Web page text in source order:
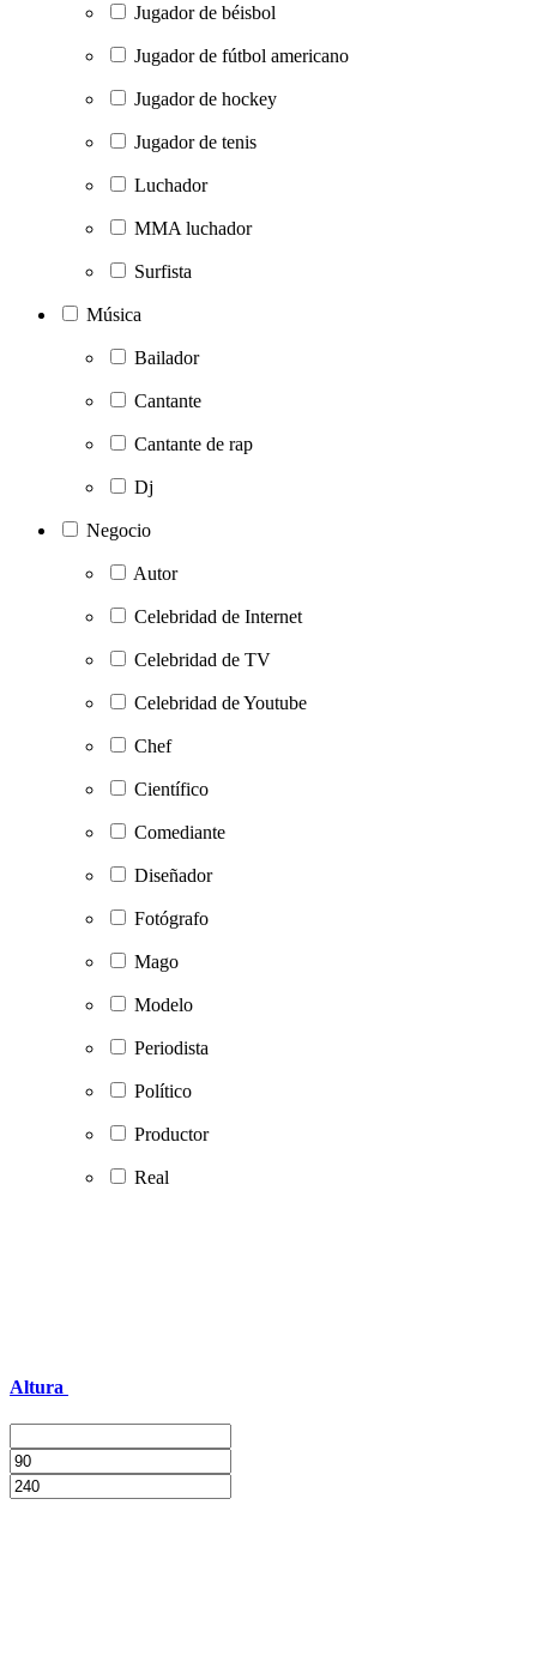
Jugador de béisbol
Jugador de fútbol americano
Jugador de hockey
Jugador de tenis
Luchador
MMA luchador
Surfista
Música
Bailador
Cantante
Cantante de rap
Dj
Negocio
Autor
Celebridad de Internet
Celebridad de TV
Celebridad de Youtube
Chef
Científico
Comediante
Diseñador
Fotógrafo
Mago
Modelo
Periodista
Político
Productor
Real
Altura